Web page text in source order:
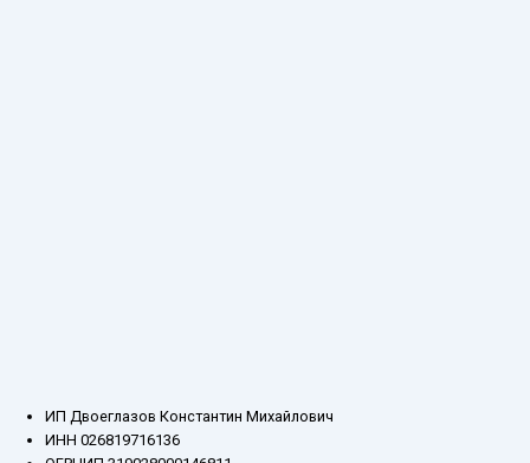
ИП Двоеглазов Константин Михайлович
ИНН 026819716136